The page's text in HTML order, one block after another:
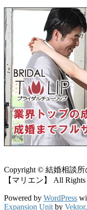
Copyright © 結婚相談
【マリエン】 All Rights
Powered by WordPress
Expansion Unit by